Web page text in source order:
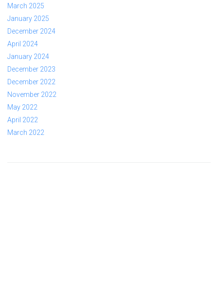
March 2025
January 2025
December 2024
April 2024
January 2024
December 2023
December 2022
November 2022
May 2022
April 2022
March 2022